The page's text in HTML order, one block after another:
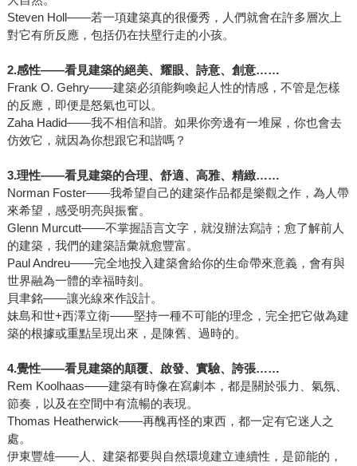
Steven Holl——若一項建築真的很優秀，人們就會在許多層次上
對它有所反應，包括仍在扶壁行走的小孩。
2.感性——看見建築的絕美、耀眼、詩意、創意……
Frank O. Gehry——建築必須能夠喚起人性的情感，不管是怎樣
的反應，即便是怒氣也可以。
Zaha Hadid——我不相信和諧。如果你旁邊有一堆屎，你也會去
仿效它，就因為你想跟它和諧嗎？
3.理性——看見建築的合理、舒適、高雅、精緻……
Norman Foster——我希望自己的建築作品都是樂觀之作，為人帶
來希望，感受明亮與振奮。
Glenn Murcutt——不掌握語言文字，就沒辦法寫詩；愈了解前人
的建築，我們的建築語彙就愈豐富。
Paul Andreu——完全地投入建築會給你的生命帶來意義，會有與
世界融為一體的幸福時刻。
貝聿銘——讓光線來作設計。
妹島和世+西澤立衛——堅持一種不可能的理念，完全把它做為建
築的根據或重點呈現出來，是陳舊、過時的。
4.覺性——看見建築的顛覆、啟發、實驗、誇張……
Rem Koolhaas——建築有時像在寫劇本，都是關於張力、氣氛、
節奏，以及在空間中有流暢的表現。
Thomas Heatherwick——再醜再怪的東西，都一定有它迷人之
處。
伊東豐雄——人、建築都要與自然環境建立連續性，是節能的，